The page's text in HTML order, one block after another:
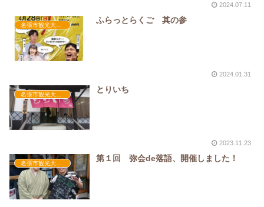
2024.07.11
ふらっとらくご 其の参
2024.01.31
とりいち
2023.11.23
名張市観光大使活動
第１回 弥会de落語、開催しました！